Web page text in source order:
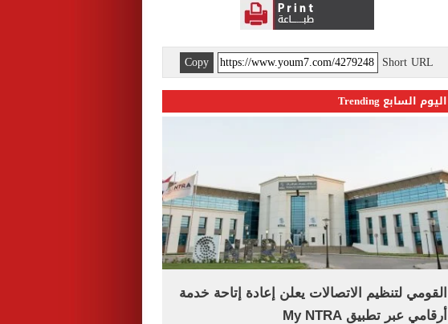
Short URL
Copy
اليوم السابع Trending
القومي لتنظيم الاتصالات يعلن إعادة إتاحة خدمة
أرقامي عبر تطبيق My NTRA